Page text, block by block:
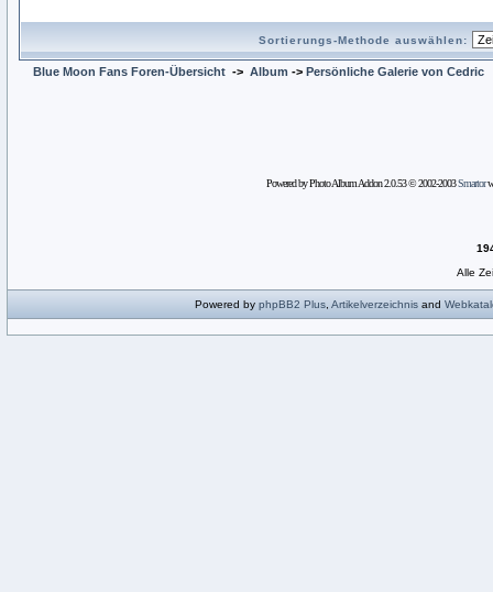
Sortierungs-Methode auswählen:
Blue Moon Fans Foren-Übersicht -> Album -> Persönliche Galerie von Cedric
Powered by Photo Album Addon 2.0.53 © 2002-2003Smartor
Alle
Powered by phpBB2 Plus Artikelverzeichnis and